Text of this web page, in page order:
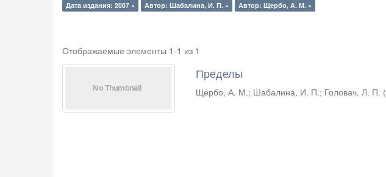
Дата издания: 2007 × Автор: Шабалина, И. П. × Автор: Щербо, А. М. ×
Отображаемые элементы 1-1 из 1
Пределы
Щербо, А. М.; Шабалина, И. П.; Головач, Л. П. (